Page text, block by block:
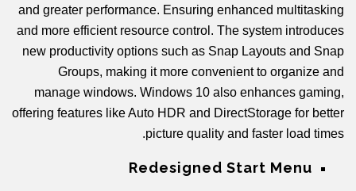
and greater performance. Ensuring enhanced multitasking
and more efficient resource control. The system introduces
new productivity options such as Snap Layouts and Snap
Groups, making it more convenient to organize and
manage windows. Windows 10 also enhances gaming,
offering features like Auto HDR and DirectStorage for better
picture quality and faster load times.
Redesigned Start Menu